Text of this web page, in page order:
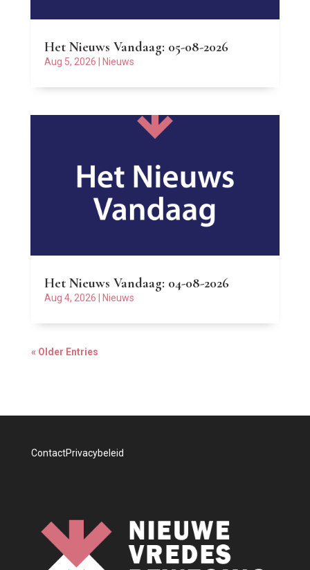
Het Nieuws Vandaag: 05-08-2026
Aug 5, 2026 Nieuws
Het Nieuws Vandaag: 04-08-2026
Aug 4, 2026 Nieuws
« Older Entries
ContactPrivacybeleid